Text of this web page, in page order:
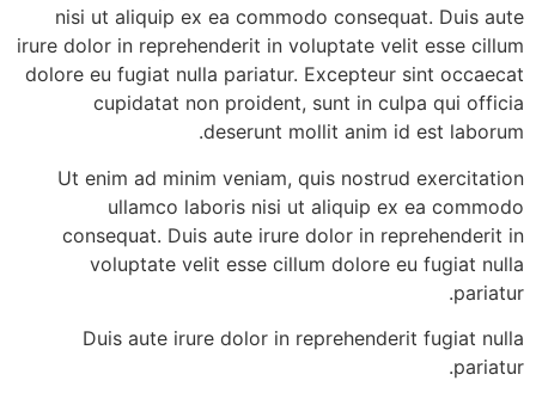
nisi ut aliquip ex ea commodo consequat. Duis aute
irure dolor in reprehenderit in voluptate velit esse cillum
dolore eu fugiat nulla pariatur. Excepteur sint occaecat
cupidatat non proident, sunt in culpa qui officia
deserunt mollit anim id est laborum.
Ut enim ad minim veniam, quis nostrud exercitation
ullamco laboris nisi ut aliquip ex ea commodo
consequat. Duis aute irure dolor in reprehenderit in
voluptate velit esse cillum dolore eu fugiat nulla
pariatur.
Duis aute irure dolor in reprehenderit fugiat nulla
pariatur.